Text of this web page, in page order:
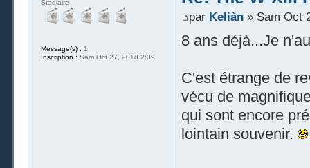
par Keliàn» Sam Oct
8 ans déjà...Je
C'est étrange de
vécu de
qui sont encore
lointain souvenir.
Stagiaire
Message(s) : 1
Inscription : Sam Oct 27, 2018 2:39